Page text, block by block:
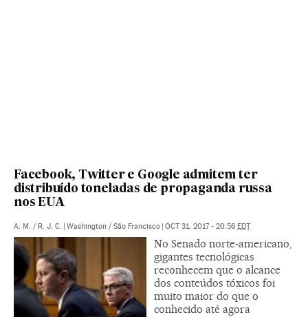
Facebook, Twitter e Google admitem ter
distribuído toneladas de propaganda russa
nos EUA
A. M. / R. J. C. Washington / São Francisco OCT 31, 2017 - 20:56 EDT
No Senado norte-americano,
gigantes tecnológicas
reconhecem que o alcance
dos conteúdos tóxicos foi
muito maior do que o
conhecido até agora